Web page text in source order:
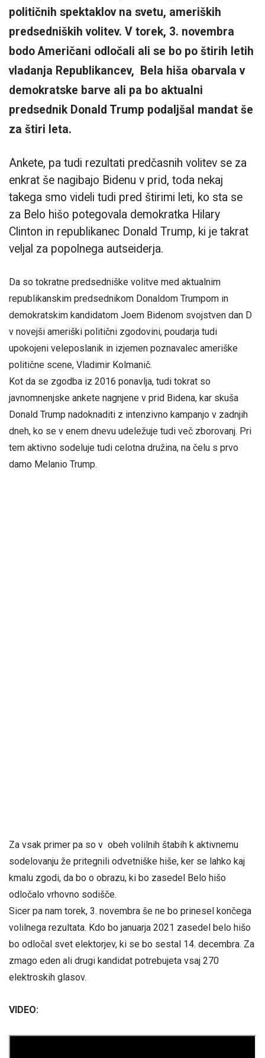
političnih spektaklov na svetu, ameriških
predsedniških volitev. V torek, 3. novembra
bodo Američani odločali ali se bo po štirih letih
vladanja Republikancev, Bela hiša obarvala v
demokratske barve ali pa bo aktualni
predsednik Donald Trump podaljšal mandat še
za štiri leta.
Ankete, pa tudi rezultati predčasnih volitev se za
enkrat še nagibajo Bidenu v prid, toda nekaj
takega smo videli tudi pred štirimi leti, ko sta se
za Belo hišo potegovala demokratka Hilary
Clinton in republikanec Donald Trump, ki je takrat
veljal za popolnega autseiderja.
Da so tokratne predsedniške volitve med aktualnim
republikanskim predsednikom Donaldom Trumpom in
demokratskim kandidatom Joem Bidenom svojstven dan D
v novejši ameriški politični zgodovini, poudarja tudi
upokojeni veleposlanik in izjemen poznavalec ameriške
politične scene, Vladimir Kolmanič.
Kot da se zgodba iz 2016 ponavlja, tudi tokrat so
javnomnenjske ankete nagnjene v prid Bidena, kar skuša
Donald Trump nadoknaditi z intenzivno kampanjo v zadnjih
dneh, ko se v enem dnevu udeležuje tudi več zborovanj. Pri
tem aktivno sodeluje tudi celotna družina, na čelu s prvo
damo Melanio Trump.
Za vsak primer pa so v obeh volilnih štabih k aktivnemu
sodelovanju že pritegnili odvetniške hiše, ker se lahko kaj
kmalu zgodi, da bo o obrazu, ki bo zasedel Belo hišo
odločalo vrhovno sodišče.
Sicer pa nam torek, 3. novembra še ne bo prinesel končega
volilnega rezultata. Kdo bo januarja 2021 zasedel belo hišo
bo odločal svet elektorjev, ki se bo sestal 14. decembra. Za
zmago eden ali drugi kandidat potrebujeta vsaj 270
elektroskih glasov.
VIDEO: